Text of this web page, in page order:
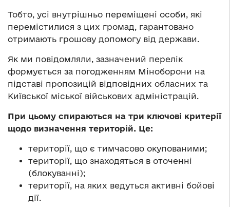
Тобто, усі внутрішньо переміщені особи, які
перемістилися з цих громад, гарантовано
отримають грошову допомогу від держави.
Як ми повідомляли, зазначений перелік
формується за погодженням Міноборони на
підставі пропозицій відповідних обласних та
Київської міської військових адміністрацій.
При цьому спираються на три ключові критерії
щодо визначення територій. Це:
території, що є тимчасово окупованими;
території, що знаходяться в оточенні
(блокуванні);
території, на яких ведуться активні бойові
дії.